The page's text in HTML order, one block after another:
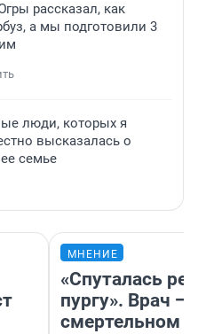
рассказал, как
а мы подготовили 3
люди, которых я
высказалась о
семье
МНЕНИЕ
«Спуталась
пургу». Врач —
смертельном